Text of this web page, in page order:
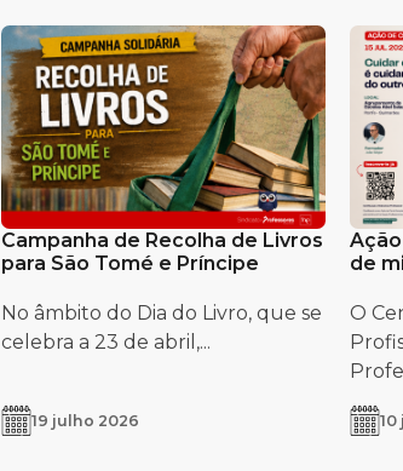
Campanha de Recolha de Livros
para São Tomé e Príncipe
No âmbito do Dia do Livro, que se
celebra a 23 de abril,...
19 julho 2026
de
O
10